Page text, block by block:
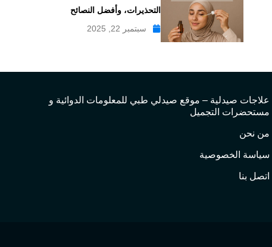
التحذيرات، وأفضل النصائح
سبتمبر 22, 2025
علاجات صيدلية – موقع صيدلي طبي للمعلومات الدوائية و
مستحضرات التجميل
من نحن
سياسة الخصوصية
اتصل بنا